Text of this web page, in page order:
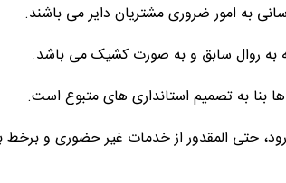
به روال سابق و به صورت کشیک می باشد.
بنا به تصمیم استانداری های متبوع است.
حتی المقدور از خدمات غیر حضوری و برخط